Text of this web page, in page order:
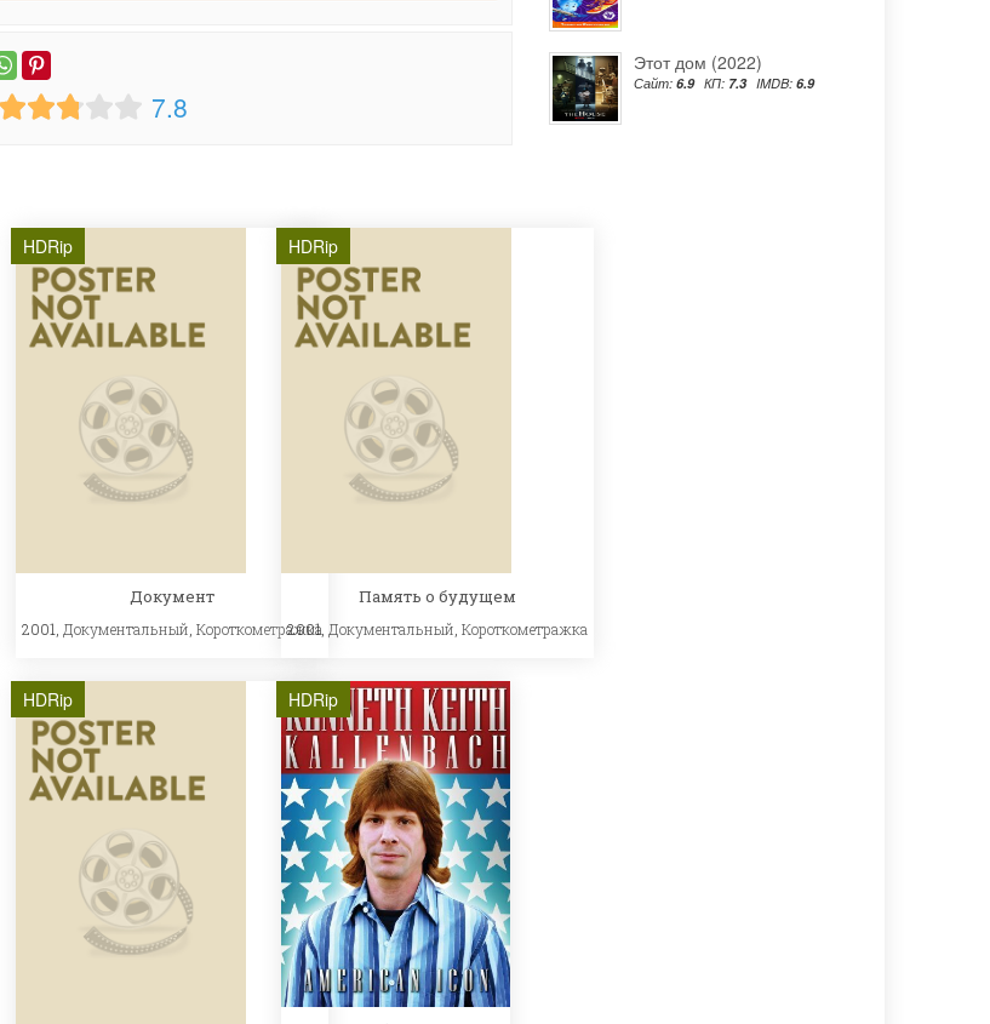
7.8
HDRip
Документ
2001, Документальный Короткометражка
HDRip
Память о будущем
2001, Документальный Короткометражка
HDRip HDRip
Этот дом (2022)
Сайт: 6.9 КП: 7.3 IMDB: 6.9